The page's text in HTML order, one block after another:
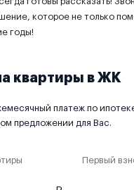
которое не только
годы!
квартиры в ЖК
платеж по
предложении для Вас.
Первый